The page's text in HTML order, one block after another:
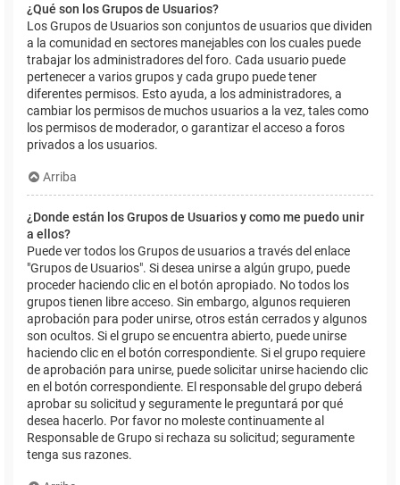
¿Qué son los Grupos de Usuarios?
Los Grupos de Usuarios son conjuntos de usuarios que dividen
a la comunidad en sectores manejables con los cuales puede
trabajar los administradores del foro. Cada usuario puede
pertenecer a varios grupos y cada grupo puede tener
diferentes permisos. Esto ayuda, a los administradores, a
cambiar los permisos de muchos usuarios a la vez, tales como
los permisos de moderador, o garantizar el acceso a foros
privados a los usuarios.
Arriba
¿Donde están los Grupos de Usuarios y como me puedo unir
a ellos?
Puede ver todos los Grupos de usuarios a través del enlace
"Grupos de Usuarios". Si desea unirse a algún grupo, puede
proceder haciendo clic en el botón apropiado. No todos los
grupos tienen libre acceso. Sin embargo, algunos requieren
aprobación para poder unirse, otros están cerrados y algunos
son ocultos. Si el grupo se encuentra abierto, puede unirse
haciendo clic en el botón correspondiente. Si el grupo requiere
de aprobación para unirse, puede solicitar unirse haciendo clic
en el botón correspondiente. El responsable del grupo deberá
aprobar su solicitud y seguramente le preguntará por qué
desea hacerlo. Por favor no moleste continuamente al
Responsable de Grupo si rechaza su solicitud; seguramente
tenga sus razones.